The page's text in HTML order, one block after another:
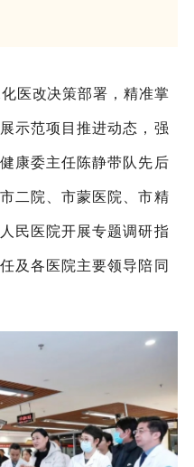
医改决策部署，精准掌
示范项目推进动态，强
康委主任陈静带队先后
二院、市蒙医院、市精
民医院开展专题调研指
及各医院主要领导陪同